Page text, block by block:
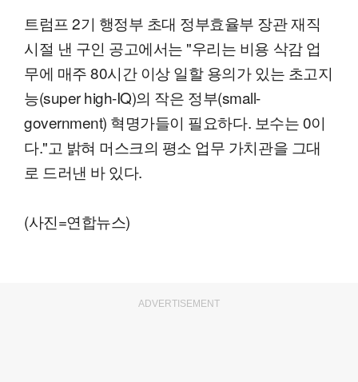
트럼프 2기 행정부 초대 정부효율부 장관 재직
시절 낸 구인 공고에서는 "우리는 비용 삭감 업
무에 매주 80시간 이상 일할 용의가 있는 초고지
능(super high-IQ)의 작은 정부(small-
government) 혁명가들이 필요하다. 보수는 0이
다."고 밝혀 머스크의 평소 업무 가치관을 그대
로 드러낸 바 있다.
(사진=연합뉴스)
ADVERTISEMENT